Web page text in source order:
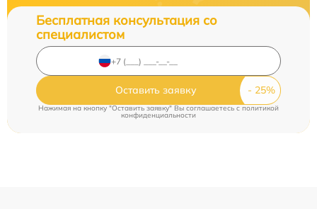
Бесплатная консультация со
специалистом
Оставить заявку
Нажимая на кнопку "Оставить заявку" Вы соглашаетесь cполитикой
конфиденциальности